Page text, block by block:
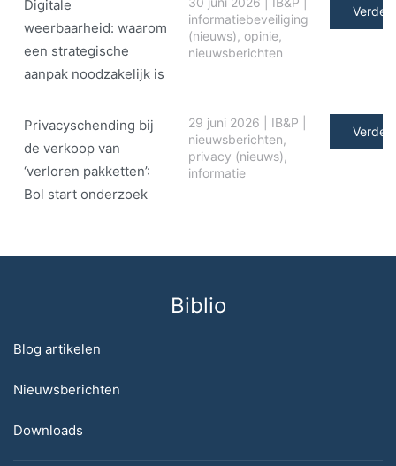
Digitale
weerbaarheid: waarom
een strategische
aanpak noodzakelijk is
informatiebeveiliging
(nieuws), opinie,
nieuwsberichten
Verder
Privacyschending bij
de verkoop van
‘verloren pakketten’:
Bol start onderzoek
29 juni 2026 IB&P
nieuwsberichten,
privacy (nieuws),
informatie
Verder
Biblio
Blog artikelen
Nieuwsberichten
Downloads